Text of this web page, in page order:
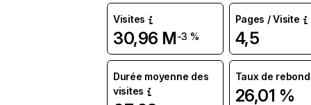
Visites
30,96 M-3 %
Pages / Visite
4,5
Durée moyenne des
visites
Taux de rebond
26,01 %